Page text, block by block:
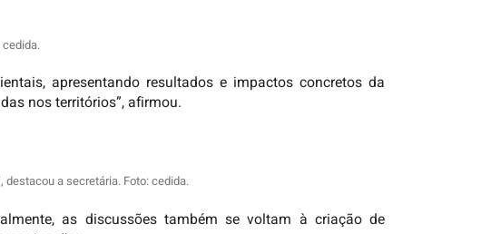
apresentando resultados e impactos concretos da
nos territórios”, afirmou.
a secretária. Foto: cedida.
as discussões também se voltam à criação de